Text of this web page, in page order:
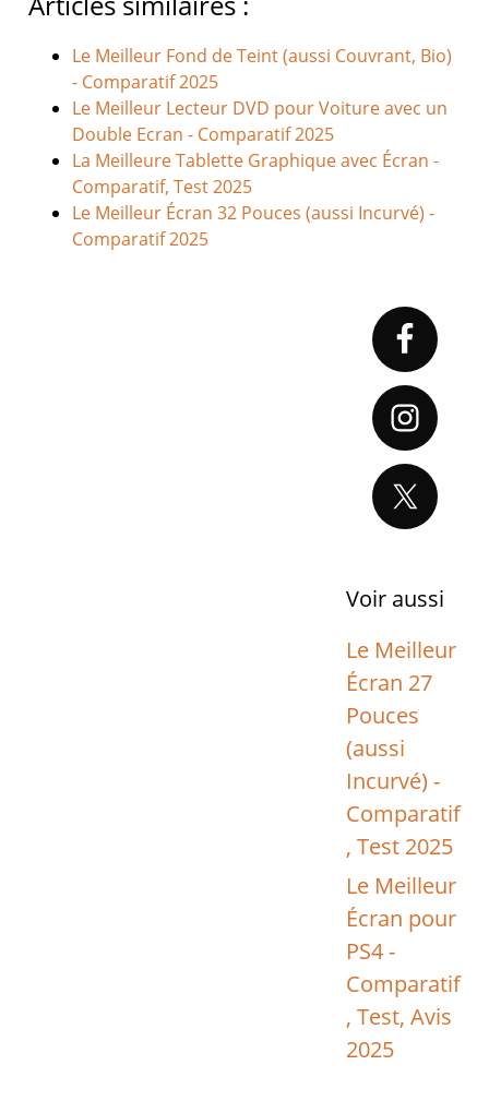
Le Meilleur Fond de Teint (aussi Couvrant, Bio)
- Comparatif 2025
Le Meilleur Lecteur DVD pour Voiture avec un
Double Ecran - Comparatif 2025
La Meilleure Tablette Graphique avec Écran -
Comparatif, Test 2025
Le Meilleur Écran 32 Pouces (aussi Incurvé) -
Comparatif 2025
Primary
Sidebar
Voir aussi
Le Meilleur
Écran 27
Pouces
(aussi
Incurvé) -
Comparatif
, Test 2025
Le Meilleur
Écran pour
PS4 -
Comparatif
, Test, Avis
2025